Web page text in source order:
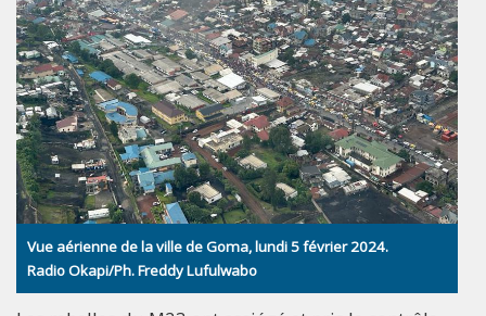
Vue aérienne de la ville de Goma, lundi 5 février 2024.
Radio Okapi/Ph. Freddy Lufulwabo